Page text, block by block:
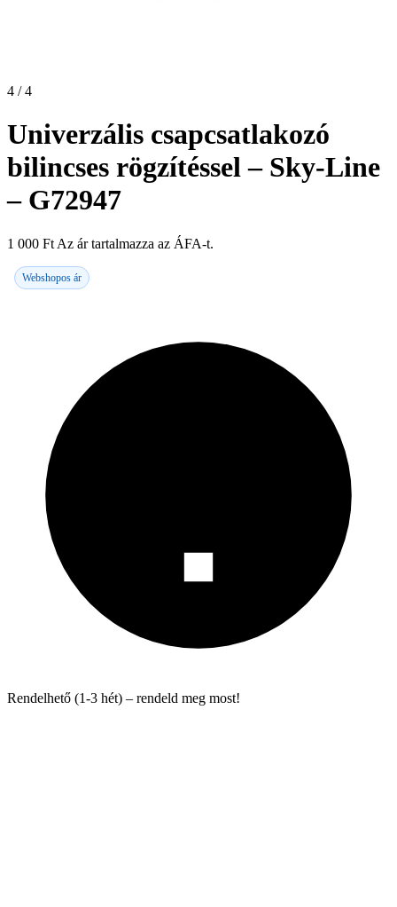
4 / 4
Univerzális csapcsatlakozó
bilincses rögzítéssel – Sky-Line
– G72947
1 000 Ft Az ár tartalmazza az ÁFA-t.
Webshopos ár
Rendelhető (1-3 hét) – rendeld meg most!